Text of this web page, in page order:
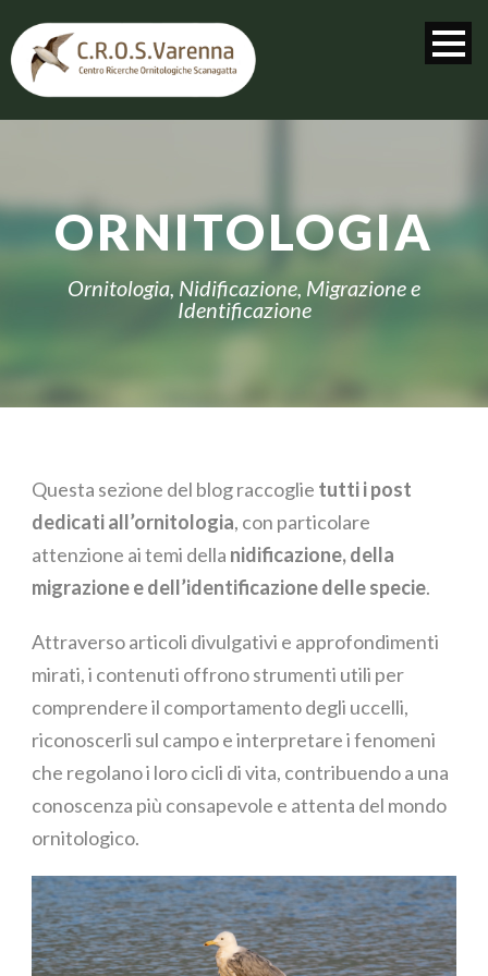
ORNITOLOGIA
Ornitologia, Nidificazione, Migrazione e
Identificazione
Questa sezione del blog raccoglie tutti i post
dedicati all’ornitologia, con particolare
attenzione ai temi della nidificazione, della
migrazione e dell’identificazione delle specie.
Attraverso articoli divulgativi e approfondimenti
mirati, i contenuti offrono strumenti utili per
comprendere il comportamento degli uccelli,
riconoscerli sul campo e interpretare i fenomeni
che regolano i loro cicli di vita, contribuendo a una
conoscenza più consapevole e attenta del mondo
ornitologico.